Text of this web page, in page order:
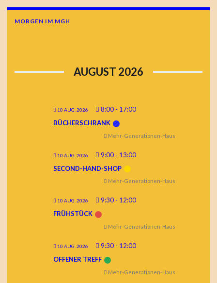
MORGEN IM MGH
AUGUST 2026
10 AUG. 2026 8:00 - 17:00
BÜCHERSCHRANK
Mehr-Generationen-Haus
10 AUG. 2026 9:00 - 13:00
SECOND-HAND-SHOP
Mehr-Generationen-Haus
10 AUG. 2026 9:30 - 12:00
FRÜHSTÜCK
Mehr-Generationen-Haus
10 AUG. 2026 9:30 - 12:00
OFFENER TREFF
Mehr-Generationen-Haus